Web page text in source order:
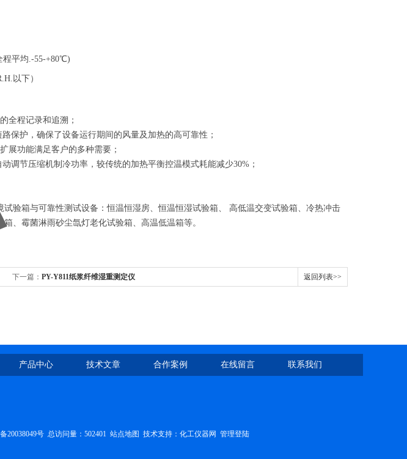
平均.-55-+80℃)
以下）
全程记录和追溯；
保护，确保了设备运行期间的风量及加热的高可靠性；
展功能满足客户的多种需要；
调节压缩机制冷功率，较传统的加热平衡控温模式耗能减少30%；
验箱与可靠性测试设备：恒温恒湿房、恒温恒湿试验箱、
高低温交变试验箱、冷热冲击
、霉菌淋雨砂尘氙灯老化试验箱、高温低温箱等。
下一篇： PY-Y811纸浆纤维湿重测定仪 返回列表>>
产品中心 技术文章 合作案例 在线留言 联系我们
20038049号 总访问量：502401 站点地图 技术支持： 化工仪器网 管理登陆